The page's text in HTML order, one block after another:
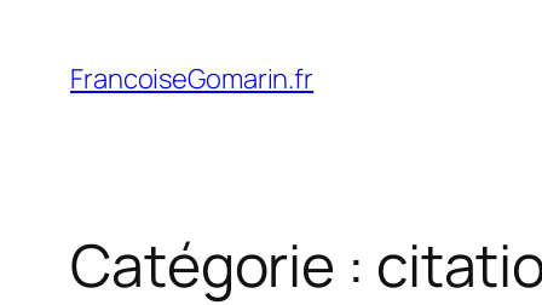
contenu
FrancoiseGomarin.fr
Catégorie :